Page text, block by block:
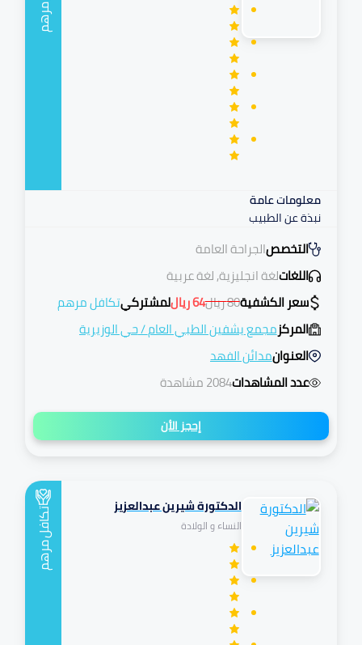
مرهم
معلومات عامة
نبذة عن الطبيب
التخصصالجراحة العامة
اللغاتلغة انجليزية, لغة عربية
سعر الكشفية80ريال64رياللمشتركيتكافل مرهم
المركزمجمع يشفين الطبي العام/حي الوزيرية
العنوانمدائن الفهد
عدد المشاهدات2084 مشاهدة
إحجز الأن
الدكتورة شيرين عبدالعزيز
النساء و الولادة تكافل
مرهم